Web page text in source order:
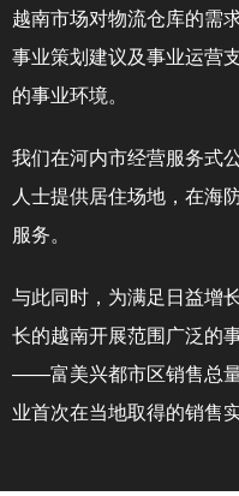
越南市场对物流仓库的需
事业策划建议及事业运营
的事业环境。
我们在河内市经营服务式
人士提供居住场地，在海
服务。
与此同时，为满足日益增
长的越南开展范围广泛的
——富美兴都市区销售总
业首次在当地取得的销售实